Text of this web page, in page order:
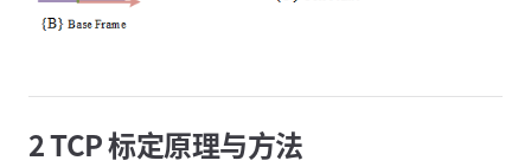
2 TCP 标定原理与方法